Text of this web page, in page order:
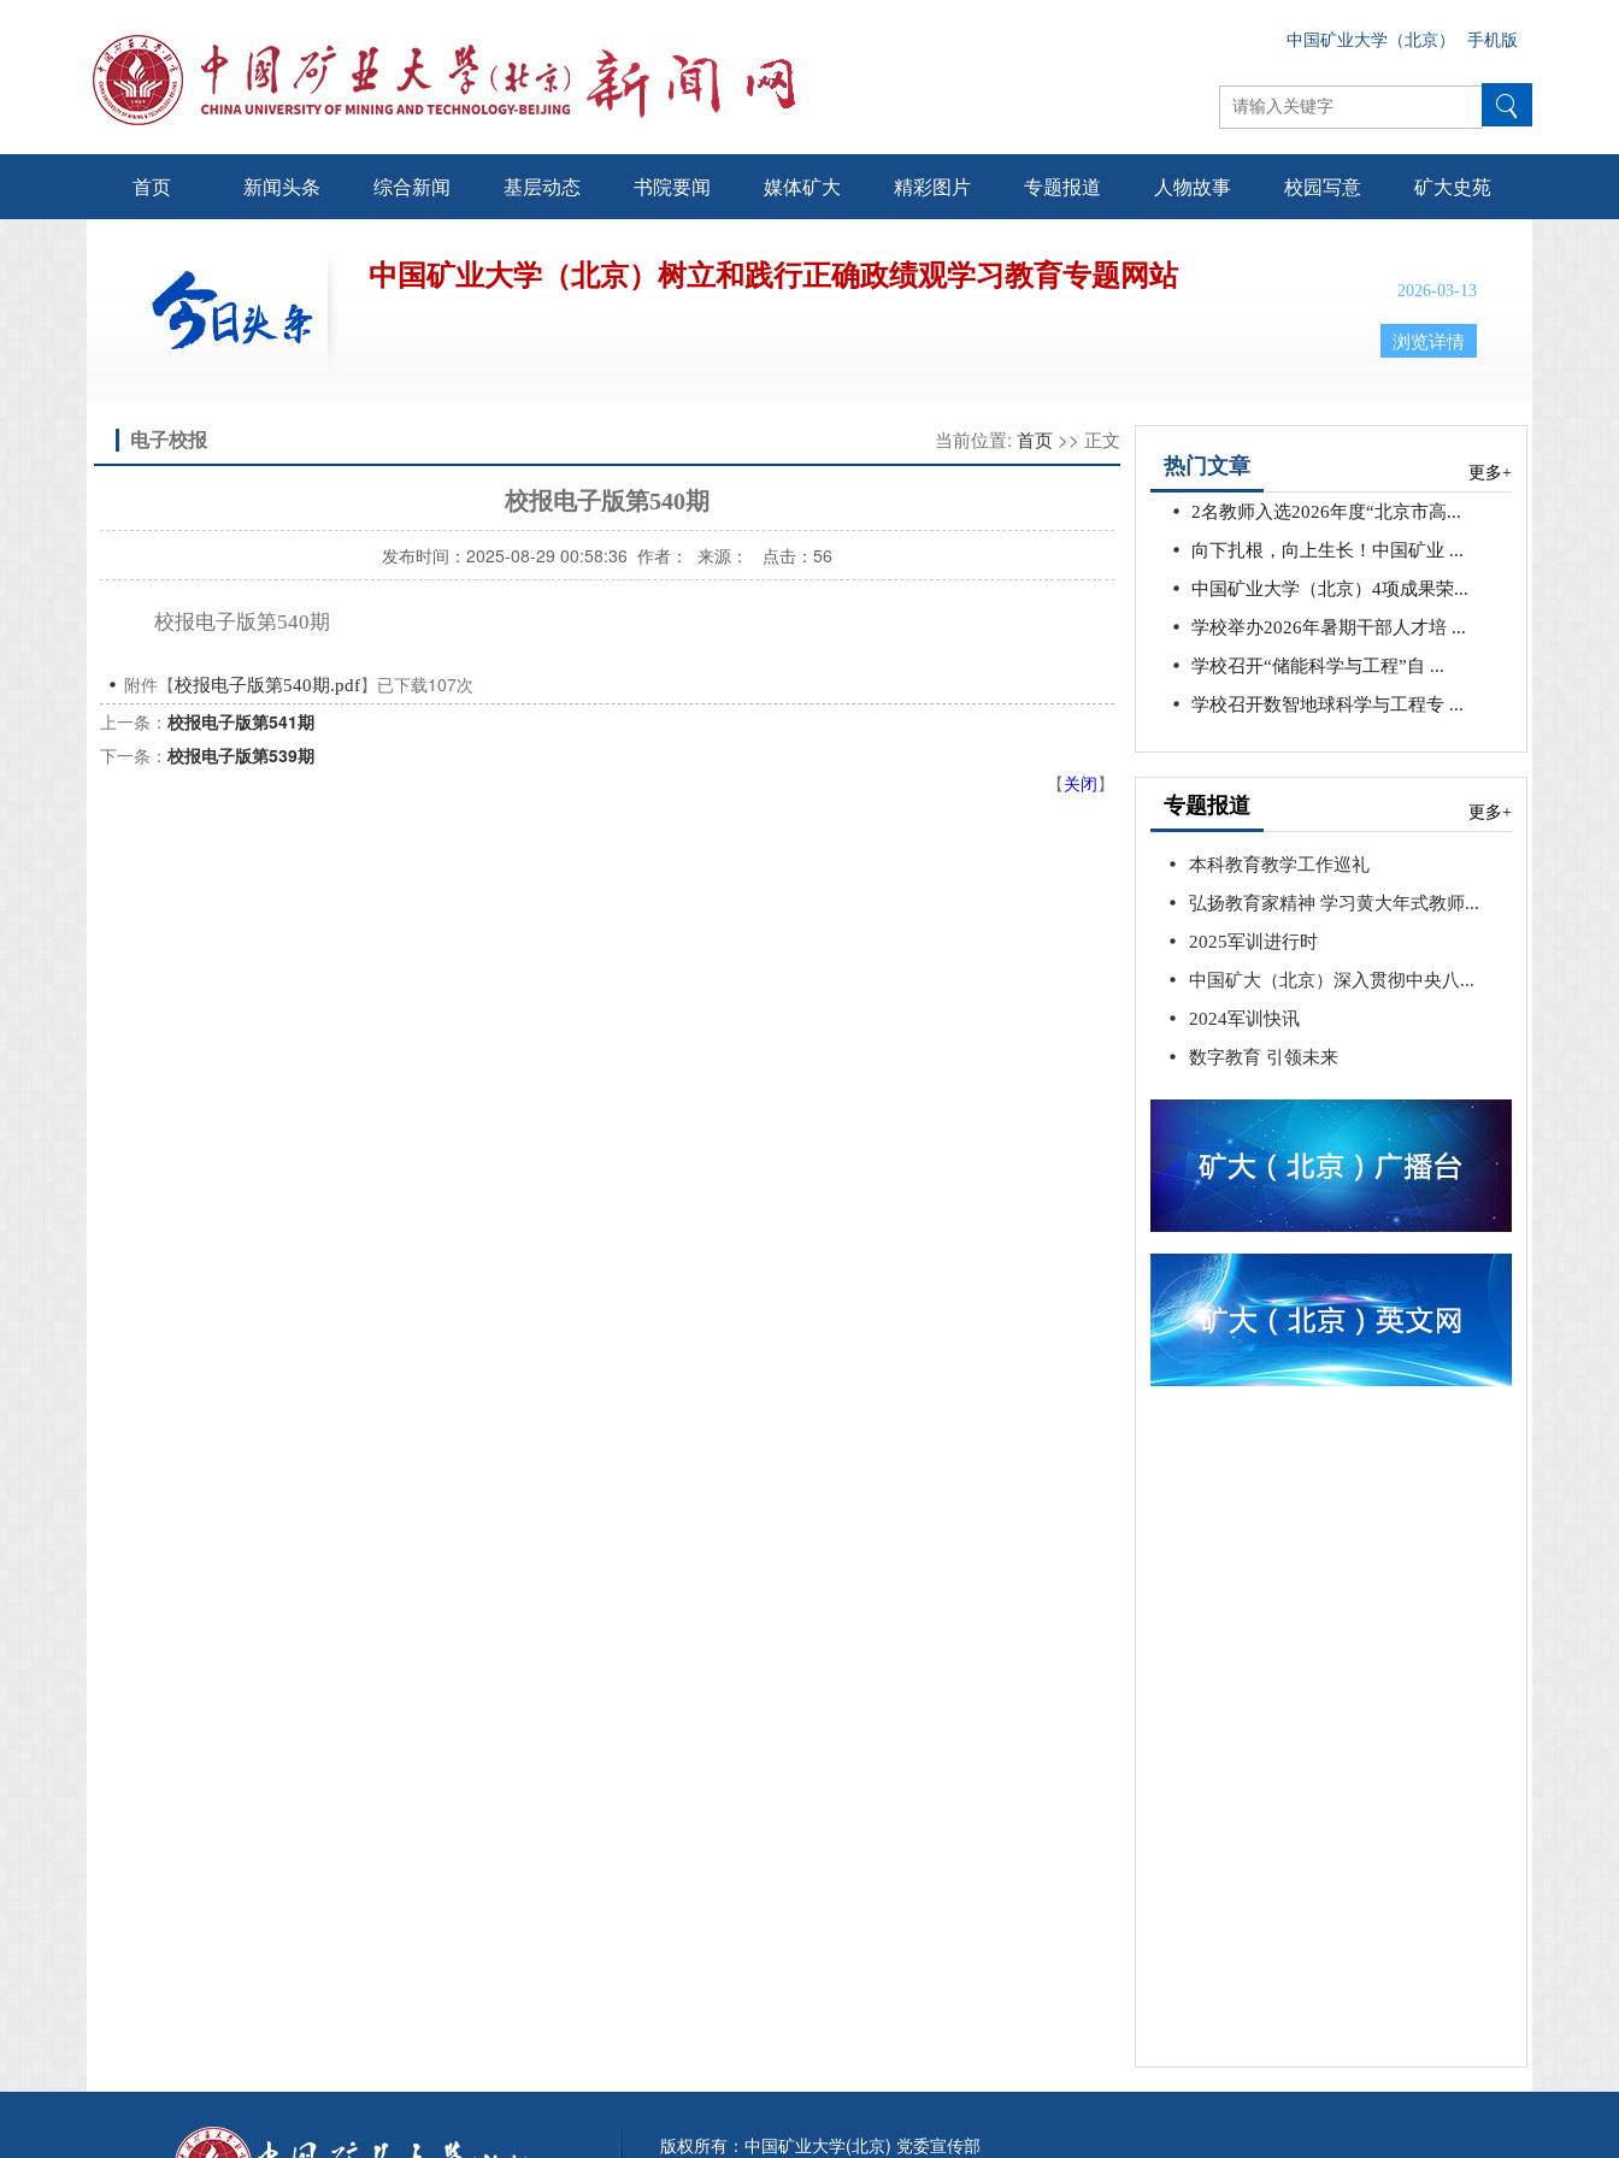
中国矿业大学（北京） 手机版
首页 新闻头条 综合新闻 基层动态 书院要闻 媒体矿大 精彩图片 专题报道 人物故事 校园写意 矿大史苑
中国矿业大学（北京）树立和践行正确政绩观学习教育专题网站 2026-03-13
浏览详情
电子校报 当前位置: 首页 >> 正文
校报电子版第540期
发布时间： 2025-08-29 00:58:36 作者： 来源： 点击： 56
校报电子版第540期
附件【校报电子版第540期.pdf】已下载107次
上一条： 校报电子版第541期
下一条： 校报电子版第539期
【关闭】
热门文章 更多+
2名教师入选2026年度“北京市高...
向下扎根，向上生长！中国矿业 ...
中国矿业大学（北京）4项成果荣...
学校举办2026年暑期干部人才培 ...
学校召开“储能科学与工程”自 ...
学校召开数智地球科学与工程专 ...
专题报道 更多+
本科教育教学工作巡礼
弘扬教育家精神 学习黄大年式教师...
2025军训进行时
中国矿大（北京）深入贯彻中央八...
2024军训快讯
数字教育 引领未来
版权所有：中国矿业大学(北京) 党委宣传部